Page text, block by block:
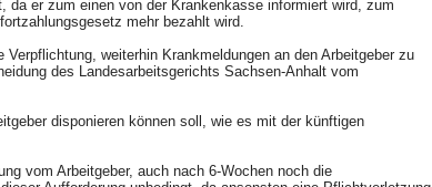
da er zum einen von der Krankenkasse informiert wird, zum
mehr bezahlt wird.
weiterhin Krankmeldungen an den Arbeitgeber zu
des Landesarbeitsgerichts Sachsen-Anhalt vom
disponieren können soll, wie es mit der künftigen
vom Arbeitgeber, auch nach 6-Wochen noch die